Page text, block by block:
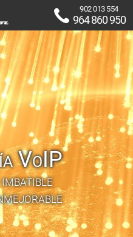
902 013 554
964 860 950
VoIP